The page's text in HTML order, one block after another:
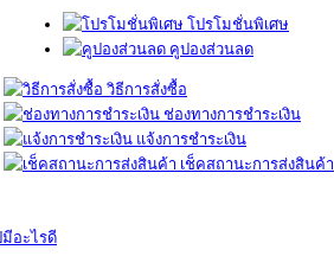
โปรโมชั่นพิเศษ
คูปองส่วนลด
วิธีการสั่งซื้อ
ช่องทางการชำระเงิน
แจ้งการชำระเงิน
เช็คสถานะการส่งสินค้า
อะไรดี